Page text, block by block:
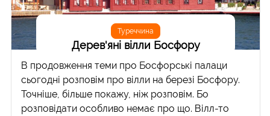
Туреччина
Дерев'яні вілли Босфору
В продовження теми про Босфорські палаци
сьогодні розповім про вілли на березі Босфору.
Точніше, більше покажу, ніж розповім. Бо
розповідати особливо немає про що. Вілл-то